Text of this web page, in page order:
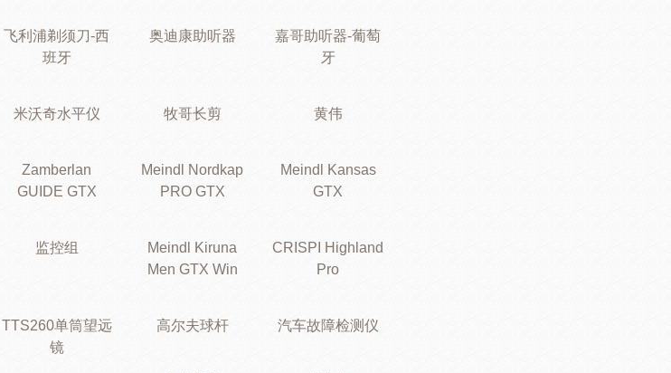
飞利浦剃须刀-西
班牙
奥迪康助听器
嘉哥助听器-葡萄
牙
米沃奇水平仪 牧哥长剪 黄伟
Zamberlan
GUIDE GTX
Meindl Nordkap
PRO GTX
Meindl Kansas
GTX
监控组
Meindl Kiruna
Men GTX Win
CRISPI Highland
Pro
TTS260单筒望远
镜
高尔夫球杆 汽车故障检测仪